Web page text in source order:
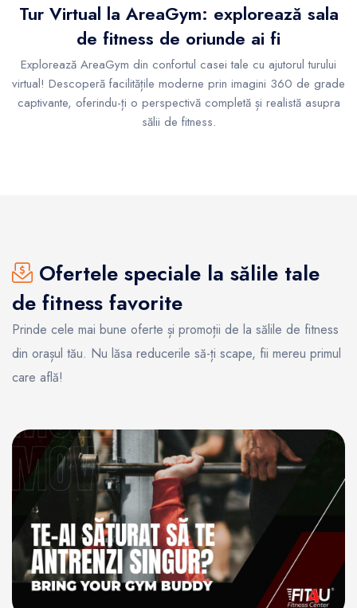
Tur Virtual la AreaGym: explorează sala
de fitness de oriunde ai fi
Explorează AreaGym din confortul casei tale cu ajutorul turului
virtual! Descoperă facilitățile moderne prin imagini 360 de grade
captivante, oferindu-ți o perspectivă completă și realistă asupra
sălii de fitness.
Ofertele speciale la sălile tale
de fitness favorite
Prinde cele mai bune oferte și promoții de la sălile de fitness
din orașul tău. Nu lăsa reducerile să-ți scape, fii mereu primul
care află!